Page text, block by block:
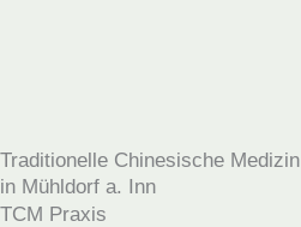
Traditionelle Chinesische Medizin
in Mühldorf a. Inn
TCM Praxis